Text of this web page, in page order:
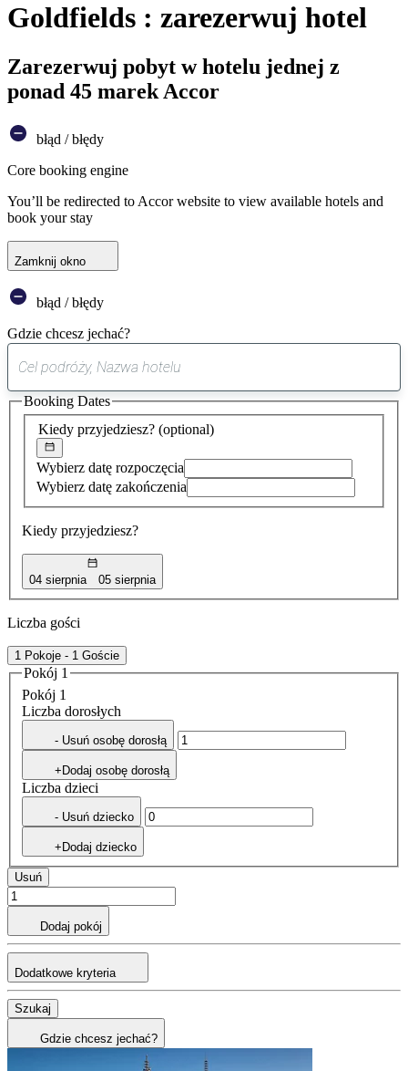
Goldfields : zarezerwuj hotel
Zarezerwuj pobyt w hotelu jednej z
ponad 45 marek Accor
błąd / błędy
Core booking engine
You’ll be redirected to Accor website to view available hotels and
book your stay
Zamknij okno
błąd / błędy
Gdzie chcesz jechać?
sugestia
została
znaleziona
Kiedy przyjedziesz? (optional)
Wybierz datę rozpoczęcia
Wybierz datę zakończenia
Kiedy przyjedziesz?
04 sierpnia 05 sierpnia
Booking Dates
Liczba gości
1 Pokoje - 1 Goście
Pokój 1
Pokój 1
Liczba dorosłych
- Usuń osobę dorosłą
+Dodaj osobę dorosłą
Liczba dzieci
- Usuń dziecko
+Dodaj dziecko
Usuń
Dodaj pokój
Dodatkowe kryteria
Szukaj
Gdzie chcesz jechać?